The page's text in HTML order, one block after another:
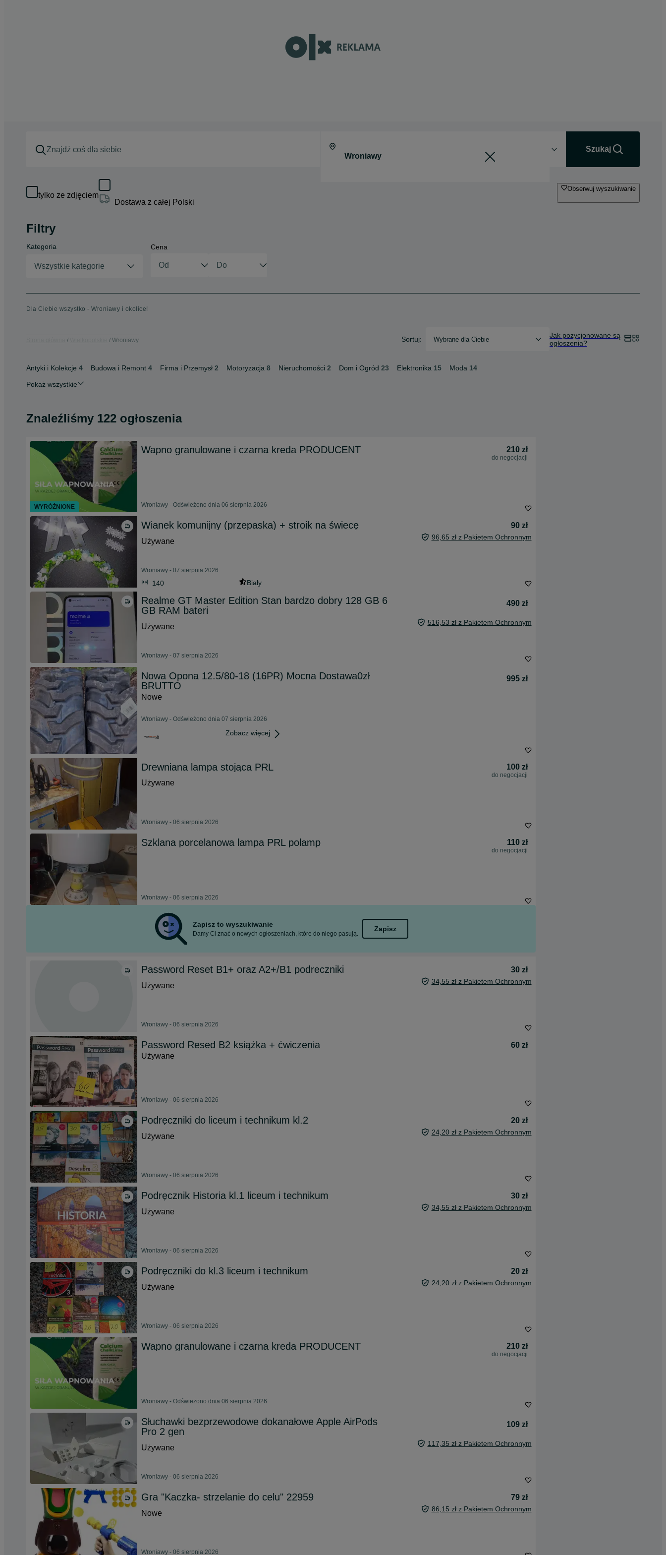
Szukaj
tylko ze zdjęciem
Dostawa z całej Polski
Obserwuj wyszukiwanie
Filtry
Kategoria
Wszystkie kategorie
Cena
Dla Ciebie wszystko - Wroniawy i okolice!
Wroniawy Sortuj: Wybrane dla Ciebie
Jak pozycjonowane są
ogłoszenia?
Antyki i Kolekcje 4 Budowa i Remont 4 Firma i Przemysł 2 Motoryzacja 8 Nieruchomości 2 Dom i Ogród 23 Elektronika 15 Moda 14
Pokaż wszystkie
Znaleźliśmy 122 ogłoszenia
Wapno granulowane i czarna kreda PRODUCENT 210 zł
do negocjacji
Wroniawy - Odświeżono dnia 06 sierpnia 2026
Wianek komunijny (przepaska) + stroik na świecę
90 zł
Używane
96,65 zł z Pakietem Ochronnym
Wroniawy - 07 sierpnia 2026
140 Biały
Realme GT Master Edition Stan bardzo dobry 128 GB 6
GB RAM bateri
490 zł
Używane 516,53 zł z Pakietem Ochronnym
Wroniawy - 07 sierpnia 2026
Nowa Opona 12.5/80-18 (16PR) Mocna Dostawa0zł
BRUTTO
995 zł
Nowe
Wroniawy - Odświeżono dnia 07 sierpnia 2026
Zobacz więcej
Drewniana lampa stojąca PRL 100 zł
do negocjacji
Używane
Wroniawy - 06 sierpnia 2026
Szklana porcelanowa lampa PRL polamp 110 zł
do negocjacji
Wroniawy - 06 sierpnia 2026
Zapisz to wyszukiwanie
Damy Ci znać o nowych ogłoszeniach, które do niego pasują.
Zapisz
Password Reset B1+ oraz A2+/B1 podreczniki
30 zł
Używane
34,55 zł z Pakietem Ochronnym
Wroniawy - 06 sierpnia 2026
Password Resed B2 książka + ćwiczenia
60 zł
Używane
Wroniawy - 06 sierpnia 2026
Podręczniki do liceum i technikum kl.2
20 zł
Używane
24,20 zł z Pakietem Ochronnym
Wroniawy - 06 sierpnia 2026
Podręcznik Historia kl.1 liceum i technikum
30 zł
Używane
34,55 zł z Pakietem Ochronnym
Wroniawy - 06 sierpnia 2026
Podręczniki do kl.3 liceum i technikum
20 zł
Używane
24,20 zł z Pakietem Ochronnym
Wroniawy - 06 sierpnia 2026
Wapno granulowane i czarna kreda PRODUCENT 210 zł
do negocjacji
Wroniawy - Odświeżono dnia 06 sierpnia 2026
Słuchawki bezprzewodowe dokanałowe Apple AirPods
Pro 2 gen
109 zł
Używane 117,35 zł z Pakietem Ochronnym
Wroniawy - 06 sierpnia 2026
Gra "Kaczka- strzelanie do celu" 22959
79 zł
Nowe
86,15 zł z Pakietem Ochronnym
Wroniawy - 06 sierpnia 2026
WYRÓŻNIONE